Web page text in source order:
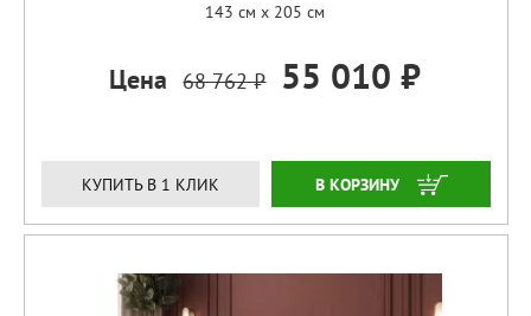
143 см x 205 см
Цена 68 762 ₽ 55 010 ₽
КУПИТЬ В 1 КЛИК ЗАКАЗАТЬ